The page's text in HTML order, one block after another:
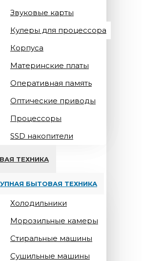
Звуковые карты
Кулеры для процессора
Корпуса
Материнские платы
Оперативная память
Оптические приводы
Процессоры
SSD накопители
ТЕХНИКА
БЫТОВАЯ ТЕХНИКА
Холодильники
Морозильные камеры
Стиральные машины
Сушильные машины